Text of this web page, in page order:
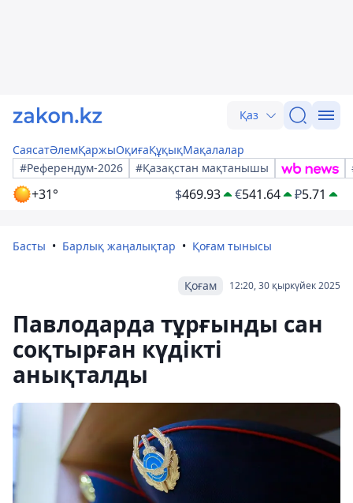
Қаз
СаясатӘлемҚаржыОқиғаҚұқықМақалалар
#Референдум-2026
#Қазақстан мақтанышы
+31° $469.93 €541.64 ₽5.71
Басты Барлық жаңалықтар Қоғам тынысы
12:20, 30 қыркүйек 2025
Қоғам
Павлодарда тұрғынды сан
соқтырған күдікті
анықталды